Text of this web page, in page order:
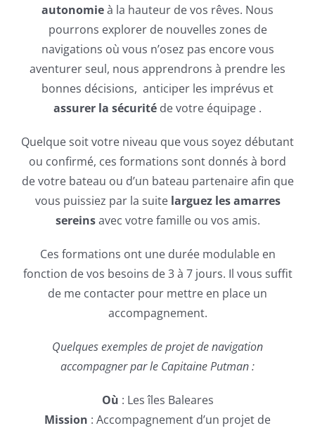
autonomieà la hauteur de vos rêves. Nous
pourrons explorer de nouvelles zones de
navigations où vous n’osez pas encore vous
aventurer seul, nous apprendrons à prendre les
bonnes décisions, anticiper les imprévus et
assurer la sécurité de votre équipage .
Quelque soit votre niveau que vous soyez débutant
ou confirmé, ces formations sont donnés à bord
de votre bateau ou d’un bateau partenaire afin que
vous puissiez par la suite larguez les amarres
sereinsavec votre famille ou vos amis.
Ces formations ont une durée modulable en
fonction de vos besoins de 3 à 7 jours. Il vous suffit
de me contacter pour mettre en place un
accompagnement.
Quelques exemples de projet de navigation
accompagner par le Capitaine Putman :
Où : Les îles Baleares
Mission : Accompagnement d’un projet de